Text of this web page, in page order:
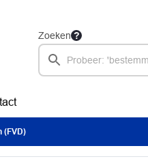
Zoeken
(FVD)